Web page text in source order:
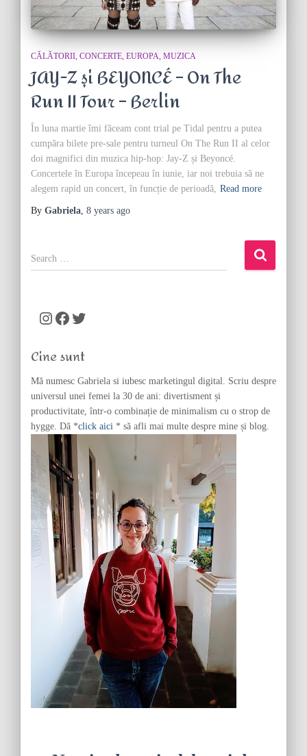
CĂLĂTORII CONCERTE EUROPA MUZICA
JAY-Z și BEYONCÉ – On The
Run II Tour – Berlin
În luna martie îmi făceam cont trial pe Tidal pentru a putea
cumpăra bilete pre-sale pentru turneul On The Run II al celor
doi magnifici din muzica hip-hop: Jay-Z și Beyoncé.
Concertele în Europa începeau în iunie, iar noi trebuia să ne
alegem rapid un concert, în funcție de perioadă, Read more
By Gabriela, 8 years ago
S
e
o
Instagram Facebook Twitter
Cine sunt
Mă numesc Gabriela si iubesc marketingul digital. Scriu despre
universul unei femei la 30 de ani: divertisment și
productivitate, într-o combinație de minimalism cu o strop de
hygge. Dă *click aici * să afli mai multe despre mine și blog.